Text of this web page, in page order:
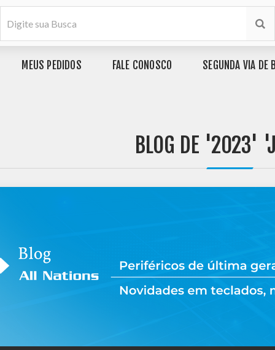
MEUS PEDIDOS FALE CONOSCO SEGUNDA VIA DE
BLOG DE '2023'